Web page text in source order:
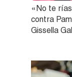
«No te
contra
Gissella